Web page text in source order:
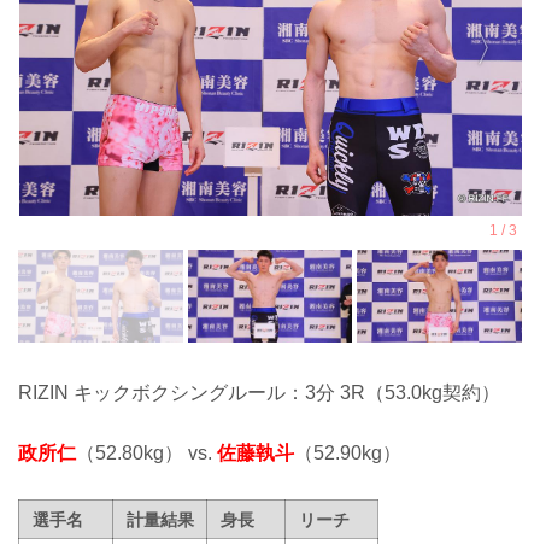
RIZIN キックボクシングルール：3分 3R（53.0kg契約）
政所仁 （52.80kg） vs. 佐藤執斗 （52.90kg）
選手名 計量結果 身長
リーチ